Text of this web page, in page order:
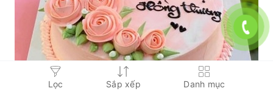
Lọc Sắp xếp Danh mục